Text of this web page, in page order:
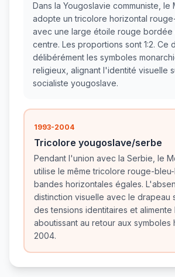
Dans la Yougoslavie communiste, le
adopte un tricolore horizontal
avec une large étoile rouge bordée
centre. Les proportions sont 1:2. Ce
délibérément les symboles
religieux, alignant l'identité visuelle
socialiste yougoslave.
1993-2004
Tricolore yougoslave/serbe
Pendant l'union avec la Serbie, le
utilise le même tricolore rouge-
bandes horizontales égales.
distinction visuelle avec le drapeau
des tensions identitaires et
aboutissant au retour aux symboles
2004.